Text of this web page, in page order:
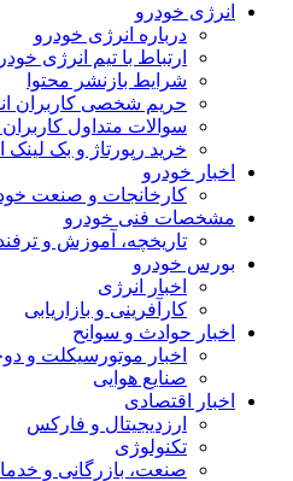
انرژی خودرو
درباره انرژی خودرو
ارتباط با تیم انرژی
شرایط بازنشر محتوا
حریم شخصی کاربران
سوالات متداول
خرید رپورتاژ و بک
اخبار خودرو
کارخانجات و صنعت
مشخصات فنی خودرو
تاریخچه، آموزش و
بورس خودرو
اخبار انرژی
کارآفرینی و بازاریابی
اخبار حوادث و سوانح
اخبار موتورسیکلت و
صنایع هوایی
اخبار اقتصادی
ارزدیجیتال و فارکس
تکنولوژی
صنعت، بازرگانی و